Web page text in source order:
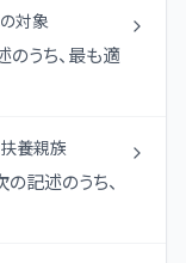
対象
うち、最も適
養親族
記述のうち、